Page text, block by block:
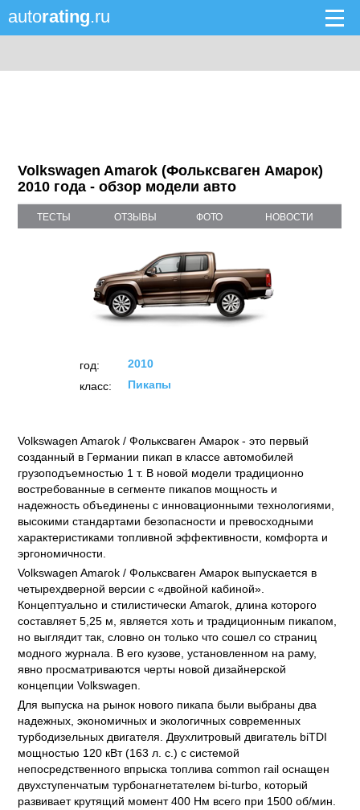
autorating.ru
Volkswagen Amarok (Фольксваген Амарок)
2010 года - обзор модели авто
ТЕСТЫ ОТЗЫВЫ ФОТО НОВОСТИ
год:
2010
класс:
Пикапы
Volkswagen Amarok / Фольксваген Амарок - это первый
созданный в Германии пикап в классе автомобилей
грузоподъемностью 1 т. В новой модели традиционно
востребованные в сегменте пикапов мощность и
надежность объединены с инновационными технологиями,
высокими стандартами безопасности и превосходными
характеристиками топливной эффективности, комфорта и
эргономичности.
Volkswagen Amarok / Фольксваген Амарок выпускается в
четырехдверной версии с «двойной кабиной».
Концептуально и стилистически Amarok, длина которого
составляет 5,25 м, является хоть и традиционным пикапом,
но выглядит так, словно он только что сошел со страниц
модного журнала. В его кузове, установленном на раму,
явно просматриваются черты новой дизайнерской
концепции Volkswagen.
Для выпуска на рынок нового пикапа были выбраны два
надежных, экономичных и экологичных современных
турбодизельных двигателя. Двухлитровый двигатель biTDI
мощностью 120 кВт (163 л. с.) с системой
непосредственного впрыска топлива common rail оснащен
двухступенчатым турбонагнетателем bi-turbo, который
развивает крутящий момент 400 Нм всего при 1500 об/мин.